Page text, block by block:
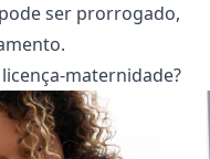
ser prorrogado,
maternidade?